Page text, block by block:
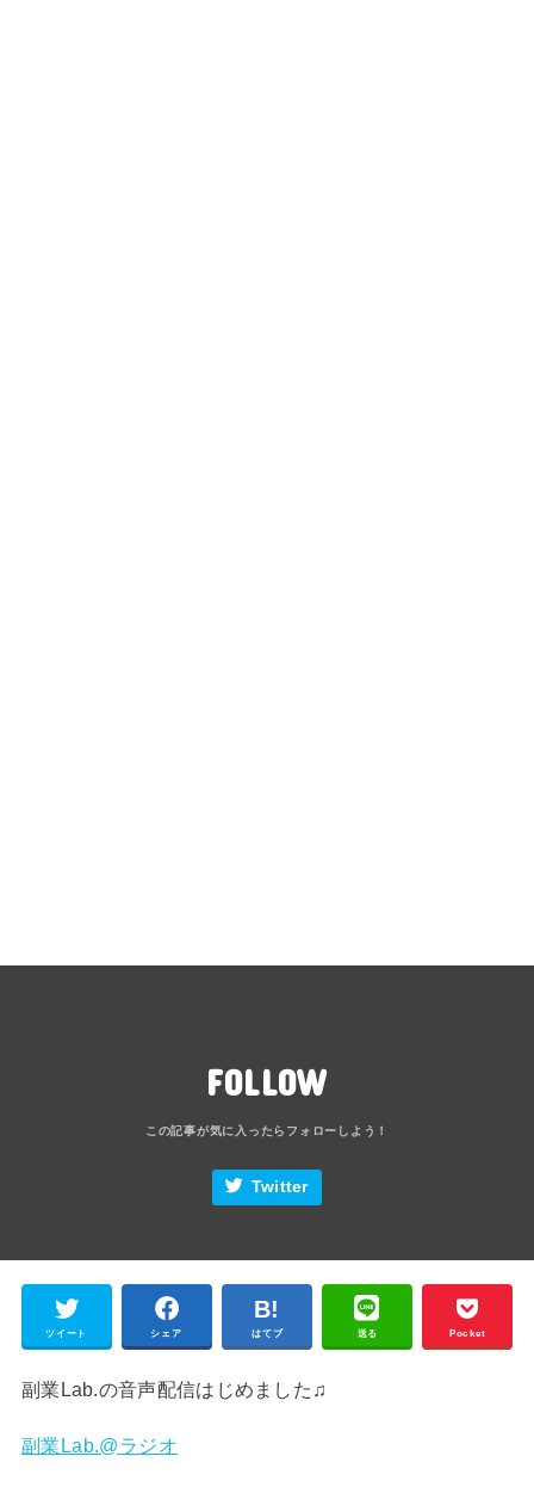
FOLLOW
Twitter
ツイート シェア はてブ 送る Pocket
副業Lab.の音声配信はじめました♫
副業Lab.@ラジオ